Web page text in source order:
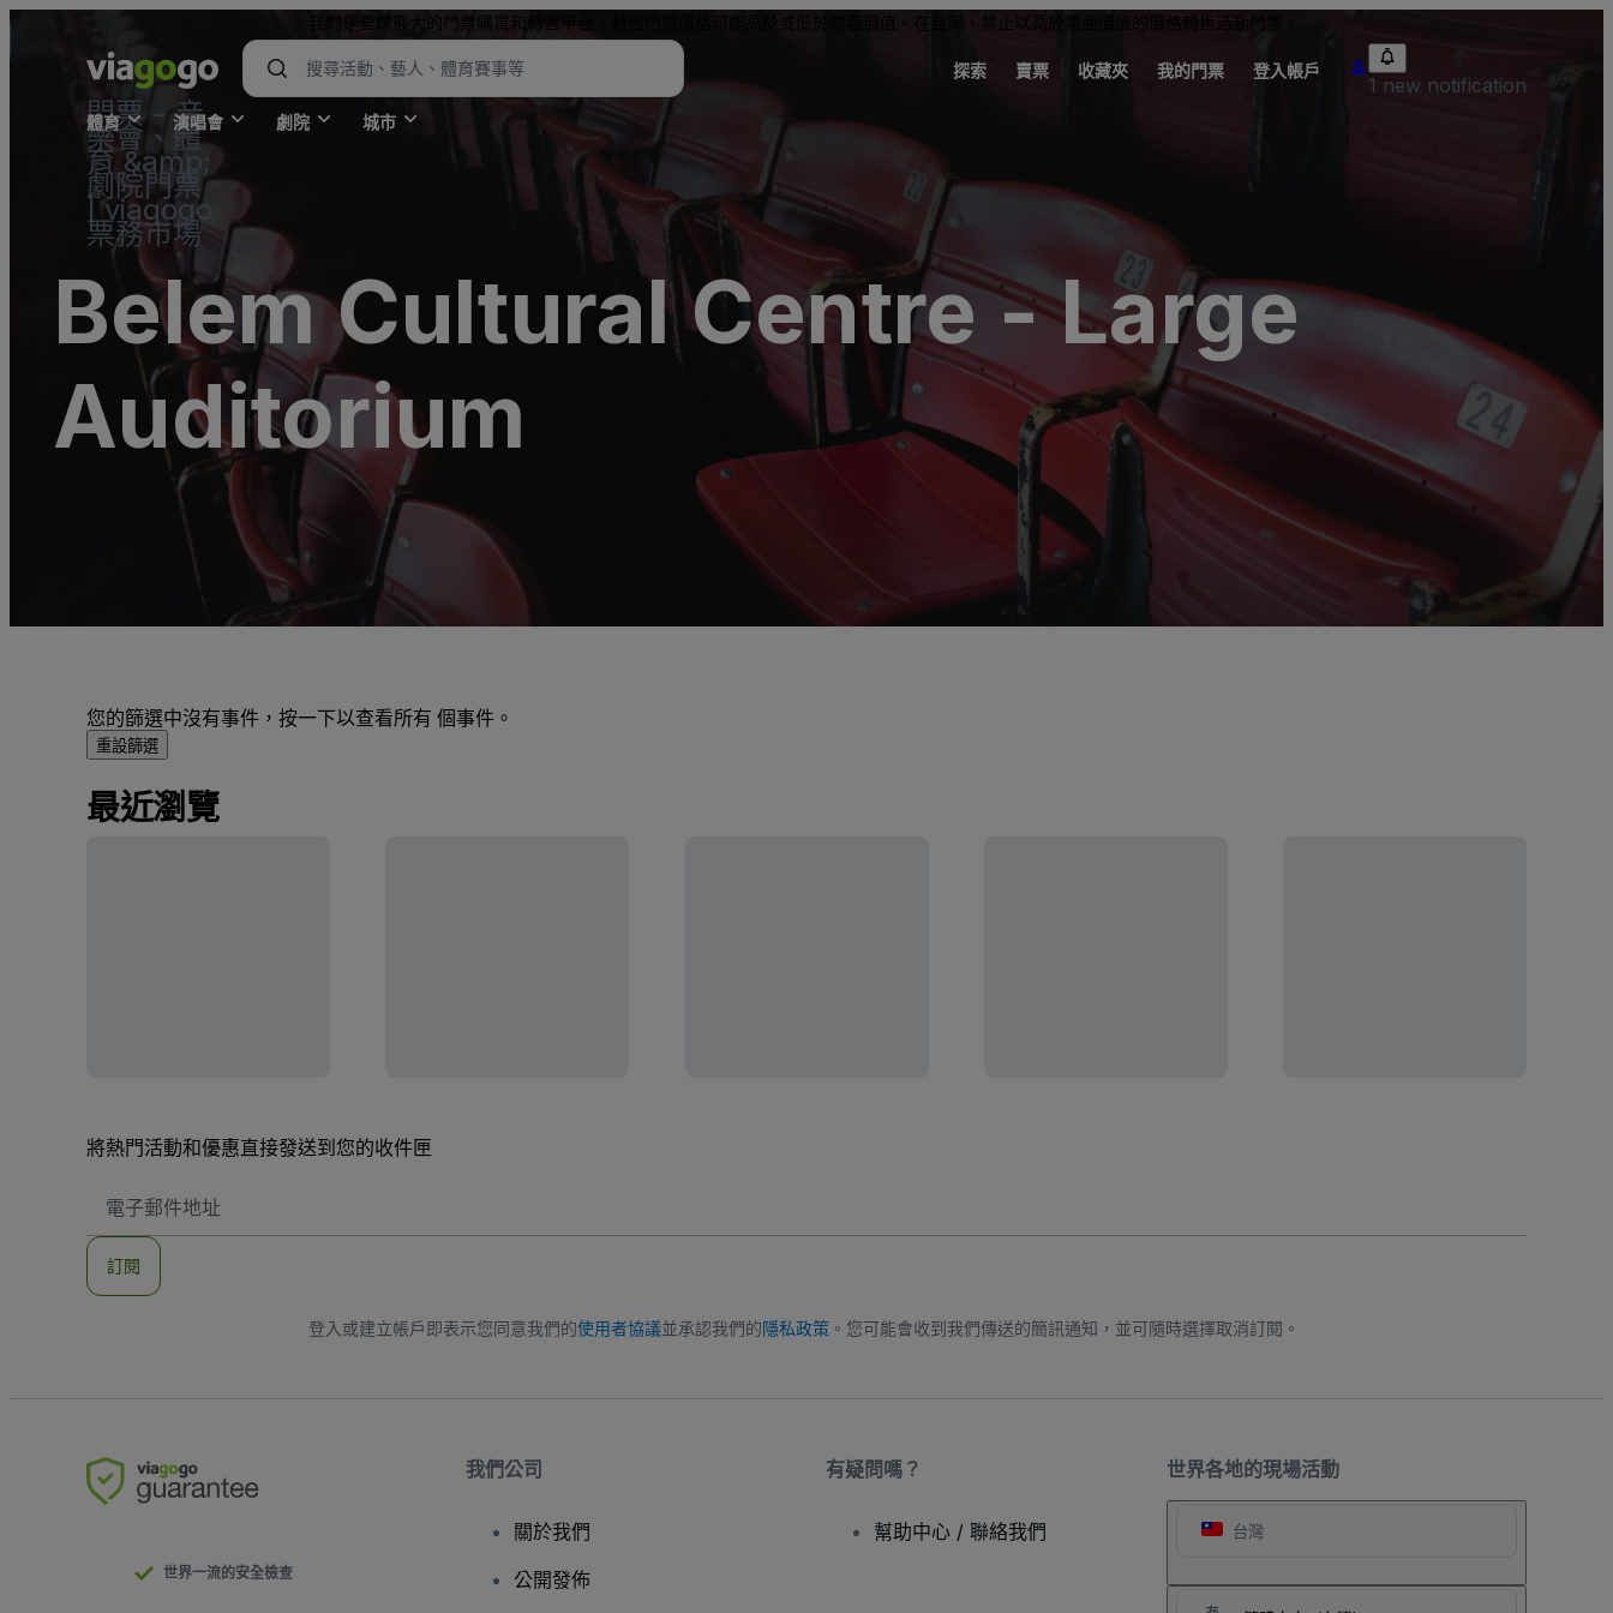
我們是全球最大的門票購買和轉售平台。轉售門票價格可能高於或低於票面價值。在台灣，禁止以高於票面價值的價格轉售活動門票。
門票 - 音
樂會、體
育 &amp;
劇院門票
| viagogo
票務市場
探索 賣票 收藏夾 我的門票 登入帳戶
1 new notification
體育 演唱會 劇院 城市
Belem Cultural Centre - Large
Auditorium
您的篩選中沒有事件，按一下以查看所有 個事件。
重設篩選
最近瀏覽
將熱門活動和優惠直接發送到您的收件匣
子
地
訂閱
登入或建立帳戶即表示您同意我們的使用者協議並承認我們的隱私政策 。您可能會收到我們傳送的簡訊通知，並可隨時選擇取消訂閱。
世界各地的現場活動
台灣
世界一流的安全檢查
我們公司
關於我們
公開發佈
有疑問嗎？
幫助中心 / 聯絡我們